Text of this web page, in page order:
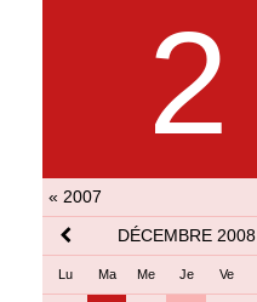
2
« 2007
DÉCEMBRE 2008
Lu Ma Me Je Ve